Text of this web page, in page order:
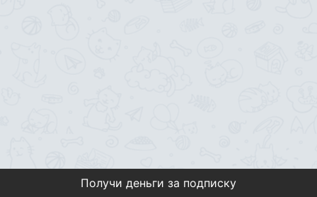
Получи деньги за подписку